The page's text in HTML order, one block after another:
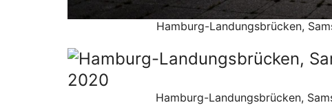
Hamburg-Landungsbrücken,
Hamburg-Landungsbrücken,